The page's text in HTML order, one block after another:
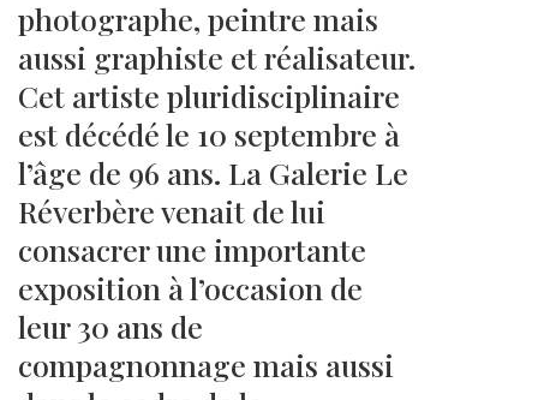
photographe, peintre mais
aussi graphiste et réalisateur.
Cet artiste pluridisciplinaire
est décédé le 10 septembre à
l’âge de 96 ans. La Galerie Le
Réverbère venait de lui
consacrer une importante
exposition à l’occasion de
leur 30 ans de
compagnonnage mais aussi